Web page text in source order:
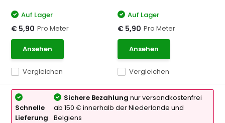
Vergleichen
Auf Lager
€ 5,90 Pro Meter
Ansehen
Vergleichen
Auf Lager
€ 5,90 Pro Meter
Ansehen
Schnelle
Lieferung
Sichere Bezahlung nur versandkostenfrei
ab 150 € innerhalb der Niederlande und
Belgiens